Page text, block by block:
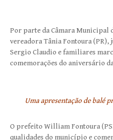
Por parte da Câmara Municipal
vereadora Tânia Fontoura (PR),
Sergio Claudio e familiares
comemorações do aniversário
Uma apresentação de balé
O prefeito William Fontoura
qualidades do município e